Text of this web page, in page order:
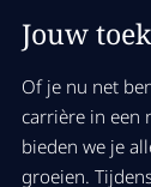
Jouw
Of je nu net
carrière in een
bieden we je
groeien.